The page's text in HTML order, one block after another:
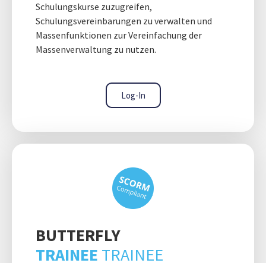
Schulungskurse zuzugreifen,
Schulungsvereinbarungen zu verwalten und
Massenfunktionen zur Vereinfachung der
Massenverwaltung zu nutzen.
Log-In
BUTTERFLY
TRAINEE TRAINEE